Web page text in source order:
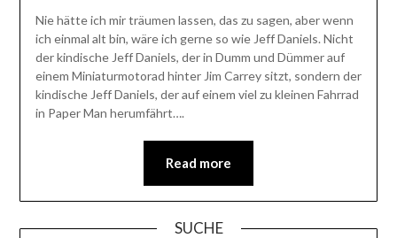
Nie hätte ich mir träumen lassen, das zu sagen, aber wenn
ich einmal alt bin, wäre ich gerne so wie Jeff Daniels. Nicht
der kindische Jeff Daniels, der in Dumm und Dümmer auf
einem Miniaturmotorad hinter Jim Carrey sitzt, sondern der
kindische Jeff Daniels, der auf einem viel zu kleinen Fahrrad
in Paper Man herumfährt….
Read more
SUCHE